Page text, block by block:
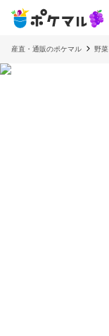
産直・通販のポケマル 野菜